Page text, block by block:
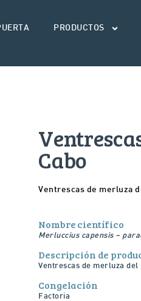
PRODUCTOS
Cabo
Ventrescas de merluza
Nombre científico
Merluccius capensis –
Descripción de
Ventrescas de merluza del
Congelación
Factoría